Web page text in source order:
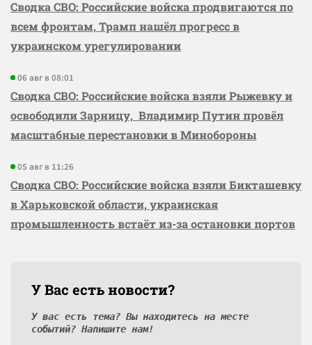
Сводка СВО: Российские войска продвигаются по
всем фронтам, Трамп нашёл прогресс в
украинском урегулировании
06 авг в 08:01
Сводка СВО: Российские войска взяли Рыжевку и
освободили Зарницу, Владимир Путин провёл
масштабные перестановки в Минобороны
05 авг в 11:26
Сводка СВО: Российские войска взяли Бикташевку
в Харьковской области, украинская
промышленность встаёт из-за остановки портов
У Вас есть новости?
У вас есть тема? Вы находитесь на месте
событий? Напишите нам!